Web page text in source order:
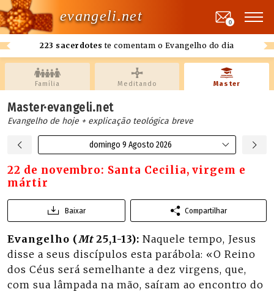
evangeli.net
223 sacerdotes te comentam o Evangelho do dia
0
Família Meditando Master
Master·evangeli.net
Evangelho de hoje + explicação teológica breve
domingo 9 Agosto 2026
22 de novembro: Santa Cecilia, virgem e
mártir
Baixar Compartilhar
Evangelho (Mt25,1-13): Naquele tempo, Jesus
disse a seus discípulos esta parábola: «O Reino
dos Céus será semelhante a dez virgens, que,
com sua lâmpada na mão, saíram ao encontro do